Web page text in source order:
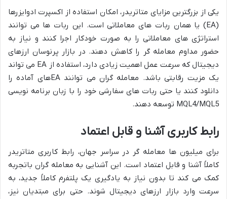
یکی از بزرگترین مزایای متاتریدر، امکان استفاده از اکسپرت ادوایزرها
(EA) یا همان ربات های معاملاتی است. این ربات ها می توانند
استراتژی های معاملاتی را به صورت خودکار اجرا کنند و نیاز به
حضور مداوم معامله گر را کاهش دهند. در بازار پرنوسان ارزهای
دیجیتال که سرعت عمل اهمیت زیادی دارد، استفاده از EA می تواند
یک مزیت رقابتی باشد. معامله گران می توانند EAهای آماده را
دانلود کنند یا حتی ربات های سفارشی خود را با زبان برنامه نویسی
MQL4/MQL5 توسعه دهند.
رابط کاربری آشنا و قابل اعتماد
برای میلیون ها معامله گر در سراسر جهان، رابط کاربری متاتریدر
کاملاً آشنا و قابل اعتماد است. این آشنایی به معامله گران باتجربه
کمک می کند تا بدون نیاز به یادگیری یک پلتفرم کاملاً جدید، به
سرعت وارد بازار ارزهای دیجیتال شوند. حتی برای مبتدیان نیز،